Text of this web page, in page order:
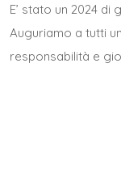
E’ stato un 2024
Auguriamo a tutti
responsabilità e